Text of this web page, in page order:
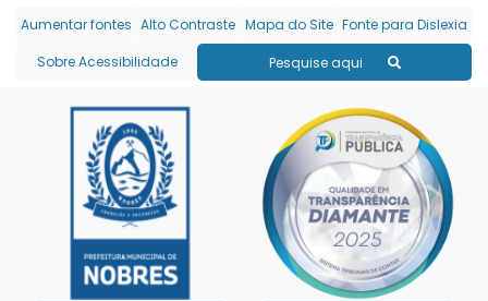
Seção de atalhos e
Ir para o conteúdo [alt+1]
Ir para o menu [alt+2]
Ir para a busca [alt+3]
Ir para o rodapé [alt+4]
Aumentar fontes Alto Contraste Mapa do Site Fonte para Dislexia
Sobre Acessibilidade
Pesquise aqui